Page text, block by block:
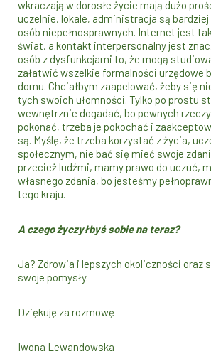
wkraczają w dorosłe życie mają dużo
uczelnie, lokale, administracja są
osób niepełnosprawnych. Internet jest
świat, a kontakt interpersonalny jest
osób z dysfunkcjami to, że mogą
załatwić wszelkie formalności urzędowe
domu. Chciałbym zaapelować, żeby się
tych swoich ułomności. Tylko po prostu
wewnętrznie dogadać, bo pewnych
pokonać, trzeba je pokochać i
są. Myślę, że trzeba korzystać z życia,
społecznym, nie bać się mieć swoje
przecież ludźmi, mamy prawo do uczuć,
własnego zdania, bo jesteśmy
tego kraju.
A czego życzyłbyś sobie na teraz?
Ja? Zdrowia i lepszych okoliczności oraz
swoje pomysły.
Dziękuję za rozmowę
Iwona Lewandowska